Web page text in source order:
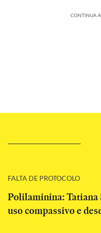
CONTINUA
FALTA DE PROTOCOLO
Polilaminina: Tatiana
uso compassivo e